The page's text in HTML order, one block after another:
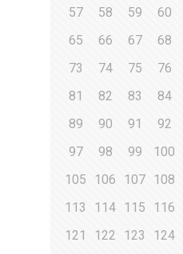
57
58 59 60
65
66 67 68
73
74 75 76
81
82 83 84
89
90 91 92
97
98 99 100
105
106 107 108
113
114 115 116
121
122 123 124